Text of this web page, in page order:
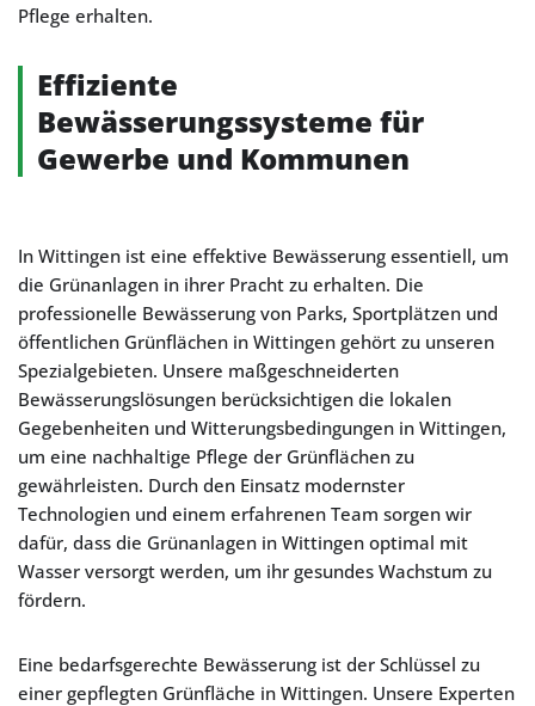
Pflege erhalten.
Effiziente
Bewässerungssysteme für
Gewerbe und Kommunen
In Wittingen ist eine effektive Bewässerung essentiell, um
die Grünanlagen in ihrer Pracht zu erhalten. Die
professionelle Bewässerung von Parks, Sportplätzen und
öffentlichen Grünflächen in Wittingen gehört zu unseren
Spezialgebieten. Unsere maßgeschneiderten
Bewässerungslösungen berücksichtigen die lokalen
Gegebenheiten und Witterungsbedingungen in Wittingen,
um eine nachhaltige Pflege der Grünflächen zu
gewährleisten. Durch den Einsatz modernster
Technologien und einem erfahrenen Team sorgen wir
dafür, dass die Grünanlagen in Wittingen optimal mit
Wasser versorgt werden, um ihr gesundes Wachstum zu
fördern.
Eine bedarfsgerechte Bewässerung ist der Schlüssel zu
einer gepflegten Grünfläche in Wittingen. Unsere Experten